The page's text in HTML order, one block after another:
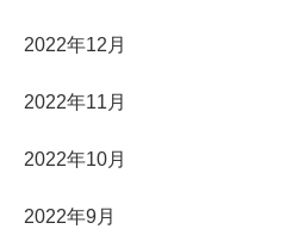
2022年12月
2022年11月
2022年10月
2022年9月